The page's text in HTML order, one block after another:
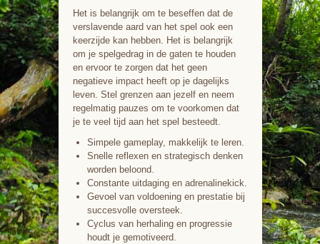
Het is belangrijk om te beseffen dat de
verslavende aard van het spel ook een
keerzijde kan hebben. Het is belangrijk
om je spelgedrag in de gaten te houden
en ervoor te zorgen dat het geen
negatieve impact heeft op je dagelijks
leven. Stel grenzen aan jezelf en neem
regelmatig pauzes om te voorkomen dat
je te veel tijd aan het spel besteedt.
Simpele gameplay, makkelijk te leren.
Snelle reflexen en strategisch denken
worden beloond.
Constante uitdaging en adrenalinekick.
Gevoel van voldoening en prestatie bij
succesvolle oversteek.
Cyclus van herhaling en progressie
houdt je gemotiveerd.